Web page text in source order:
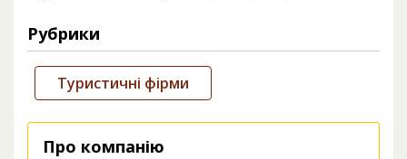
Рубрики
Туристичні фірми
Про компанію